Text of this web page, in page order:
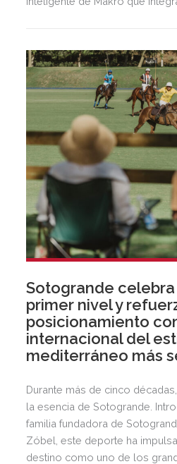
Sotogrande
primer nivel y
posicionamiento
internacional del
mediterráneo más
Durante más de cinco
la esencia de Sotogrande.
familia fundadora de
Zóbel, este deporte ha
destino como uno de los